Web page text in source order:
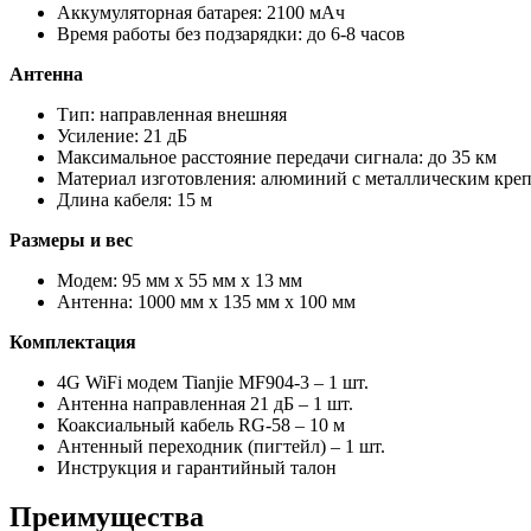
Аккумуляторная батарея: 2100 мАч
Время работы без подзарядки: до 6-8 часов
Антенна
Тип: направленная внешняя
Усиление: 21 дБ
Максимальное расстояние передачи сигнала: до 35 км
Материал изготовления: алюминий с металлическим
Длина кабеля: 15 м
Размеры и вес
Модем: 95 мм x 55 мм x 13 мм
Антенна: 1000 мм x 135 мм x 100 мм
Комплектация
4G WiFi модем Tianjie MF904-3 – 1 шт.
Антенна направленная 21 дБ – 1 шт.
Коаксиальный кабель RG-58 – 10 м
Антенный переходник (пигтейл) – 1 шт.
Инструкция и гарантийный талон
Преимущества